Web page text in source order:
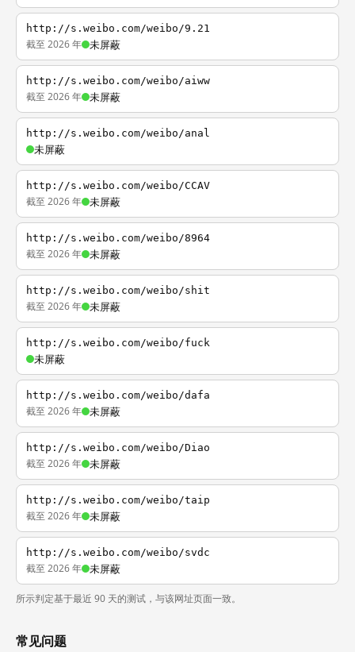
http://s.weibo.com/weibo/9.21
截至 2026 年 未屏蔽
http://s.weibo.com/weibo/aiww
截至 2026 年 未屏蔽
http://s.weibo.com/weibo/anal
未屏蔽
http://s.weibo.com/weibo/CCAV
截至 2026 年 未屏蔽
http://s.weibo.com/weibo/8964
截至 2026 年 未屏蔽
http://s.weibo.com/weibo/shit
截至 2026 年 未屏蔽
http://s.weibo.com/weibo/fuck
未屏蔽
http://s.weibo.com/weibo/dafa
截至 2026 年 未屏蔽
http://s.weibo.com/weibo/Diao
截至 2026 年 未屏蔽
http://s.weibo.com/weibo/taip
截至 2026 年 未屏蔽
http://s.weibo.com/weibo/svdc
截至 2026 年 未屏蔽
所示判定基于最近 90 天的测试，与该网址页面一致。
常见问题